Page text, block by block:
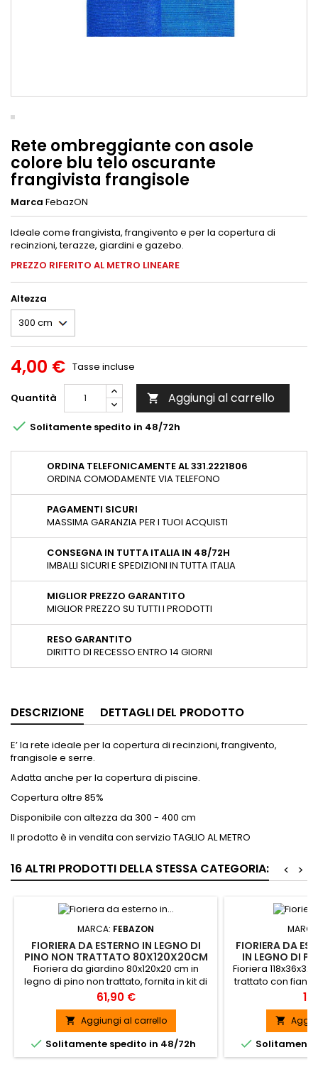
Rete ombreggiante con asole
colore blu telo oscurante
frangivista frangisole
Marca FebazON
Ideale come frangivista, frangivento e per la copertura di
recinzioni, terazze, giardini e gazebo.
PREZZO RIFERITO AL METRO LINEARE
Altezza
4,00 € Tasse incluse
Quantità  Aggiungi al carrello
 Solitamente spedito in 48/72h
ORDINA TELEFONICAMENTE AL 331.2221806
ORDINA COMODAMENTE VIA TELEFONO
PAGAMENTI SICURI
MASSIMA GARANZIA PER I TUOI ACQUISTI
CONSEGNA IN TUTTA ITALIA IN 48/72H
IMBALLI SICURI E SPEDIZIONI IN TUTTA ITALIA
MIGLIOR PREZZO GARANTITO
MIGLIOR PREZZO SU TUTTI I PRODOTTI
RESO GARANTITO
DIRITTO DI RECESSO ENTRO 14 GIORNI
DESCRIZIONE DETTAGLI DEL PRODOTTO
E’ la rete ideale per la copertura di recinzioni, frangivento,
frangisole e serre.
Adatta anche per la copertura di piscine.
Copertura oltre 85%
Disponibile con altezza da 300 - 400 cm
Il prodotto è in vendita con servizio TAGLIO AL METRO
16 ALTRI PRODOTTI DELLA STESSA CATEGORIA: >
<
MARCA: FEBAZON
FIORIERA DA ESTERNO IN LEGNO DI
PINO NON TRATTATO 80X120X20CM
- DAFNE
Fioriera da giardino 80x120x20 cm in
legno di pino non trattato, fornita in kit di
montaggio. CONSEGNA GRATUITA IN 8/12
GIORNI
Prezzo
61,90 €
 Aggiungi al carrello
 Solitamente spedito in 48/72h
FIORIERA DA
IN LEGNO DI
CON
Fioriera
trattato con
Girasole.

